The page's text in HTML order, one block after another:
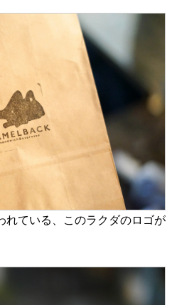
れている、このラクダのロゴが